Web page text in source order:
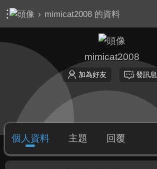
› mimicat2008 的資料
mimicat2008
加為好友 發訊息
個人資料 主題 回覆